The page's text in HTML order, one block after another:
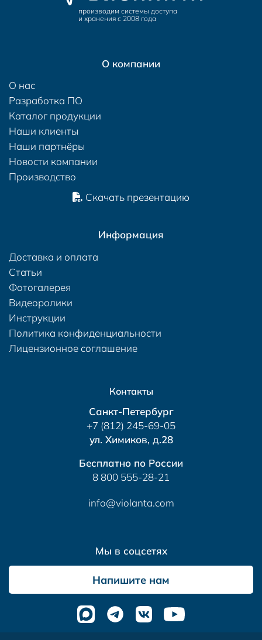
производим системы доступа
и хранения с 2008 года
О компании
О нас
Разработка ПО
Каталог продукции
Наши клиенты
Наши партнёры
Новости компании
Производство
Скачать презентацию
Информация
Доставка и оплата
Статьи
Фотогалерея
Видеоролики
Инструкции
Политика конфиденциальности
Лицензионное соглашение
Контакты
Санкт-Петербург
+7 (812) 245-69-05
ул. Химиков, д.28
Бесплатно по России
8 800 555-28-21
info@violanta.com
Мы в соцсетях
Напишите нам